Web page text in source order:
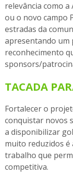
relevância como a
ou o novo campo
estradas da
apresentando um
reconhecimento
sponsors/
TACADA
Fortalecer o
conquistar novos
a disponibilizar
muito reduzidos é
trabalho que
competitiva.